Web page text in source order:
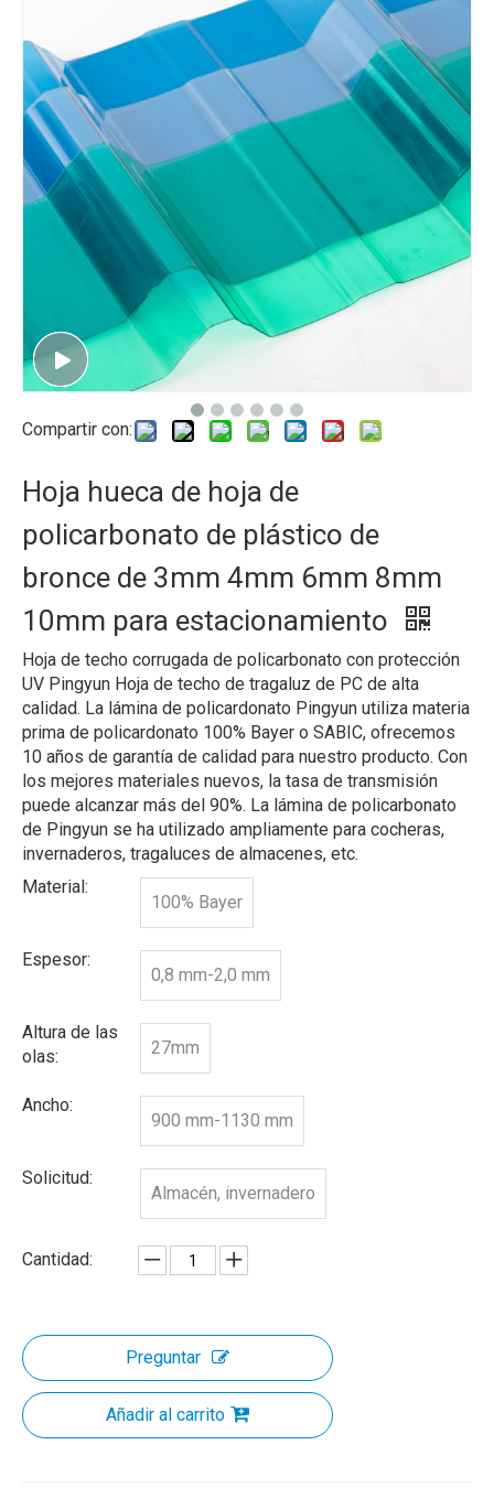
Compartir con:
Hoja hueca de hoja de
policarbonato de plástico de
bronce de 3mm 4mm 6mm 8mm
10mm para estacionamiento
Hoja de techo corrugada de policarbonato con protección
UV Pingyun Hoja de techo de tragaluz de PC de alta
calidad. La lámina de policardonato Pingyun utiliza materia
prima de policardonato 100% Bayer o SABIC, ofrecemos
10 años de garantía de calidad para nuestro producto. Con
los mejores materiales nuevos, la tasa de transmisión
puede alcanzar más del 90%. La lámina de policarbonato
de Pingyun se ha utilizado ampliamente para cocheras,
invernaderos, tragaluces de almacenes, etc.
Material:
100% Bayer
Espesor:
0,8 mm-2,0 mm
Altura de las
olas:
27mm
Ancho:
900 mm-1130 mm
Solicitud:
Almacén, invernadero
Cantidad:
Preguntar
Añadir al carrito